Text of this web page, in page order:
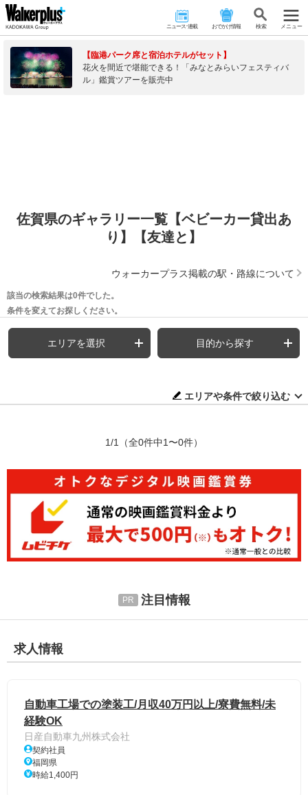
ニュース･連載 おでかけ情報 検 索 メニュー
【臨港パーク席と宿泊ホテルがセット】
花火を間近で堪能できる！「みなとみらいフェスティバ
ル」鑑賞ツアーを販売中
佐賀県のギャラリー一覧【ベビーカー貸出あ
り】【友達と】
ウォーカープラス掲載の駅・路線について
該当の検索結果は0件でした。
条件を変えてお探しください。
エリアを選択 目的から探す
エリアや条件で絞り込む
1/1 （全0件中1〜0件）
注目情報
求人情報
自動車工場での塗装工/月収40万円以上/寮費無料/未
経験OK
日産自動車九州株式会社
契約社員
福岡県
時給1,400円